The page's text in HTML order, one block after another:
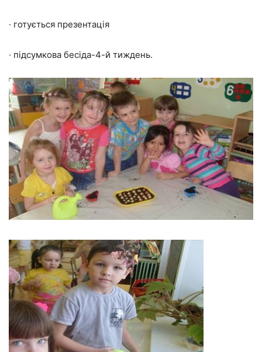
· готується презентація
· підсумкова бесіда-4-й тиждень.